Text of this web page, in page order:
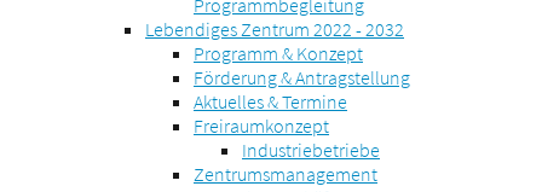
Programmbegleitung
Lebendiges Zentrum 2022 - 2032
Programm & Konzept
Förderung & Antragstellung
Aktuelles & Termine
Freiraumkonzept
Industriebetriebe
Zentrumsmanagement